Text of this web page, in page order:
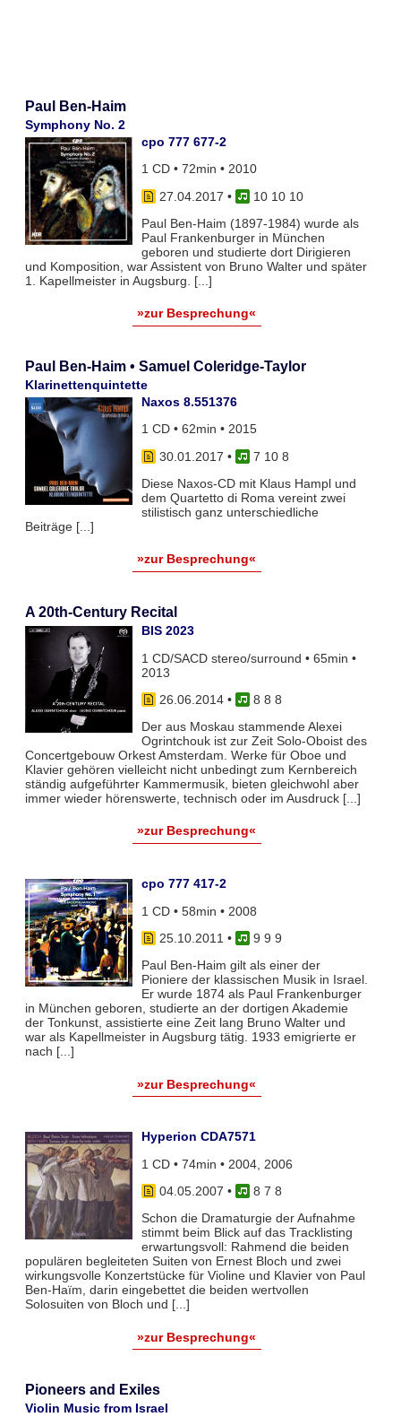
Paul Ben-Haim
Symphony No. 2
cpo 777 677-2
1 CD • 72min • 2010
27.04.2017 •
10 10 10
Paul Ben-Haim (1897-1984) wurde als
Paul Frankenburger in München
geboren und studierte dort Dirigieren
und Komposition, war Assistent von Bruno Walter und später
1. Kapellmeister in Augsburg. [...]
»zur Besprechung«
Paul Ben-Haim • Samuel Coleridge-Taylor
Klarinettenquintette
Naxos 8.551376
1 CD • 62min • 2015
30.01.2017 •
7 10 8
Diese Naxos-CD mit Klaus Hampl und
dem Quartetto di Roma vereint zwei
stilistisch ganz unterschiedliche
Beiträge [...]
»zur Besprechung«
A 20th-Century Recital
BIS 2023
1 CD/SACD stereo/surround • 65min •
2013
26.06.2014•
8 8 8
Der aus Moskau stammende Alexei
Ogrintchouk ist zur Zeit Solo-Oboist des
Concertgebouw Orkest Amsterdam. Werke für Oboe und
Klavier gehören vielleicht nicht unbedingt zum Kernbereich
ständig aufgeführter Kammermusik, bieten gleichwohl aber
immer wieder hörenswerte, technisch oder im Ausdruck [...]
»zur Besprechung«
cpo 777 417-2
1 CD • 58min • 2008
25.10.2011 •
9 9 9
Paul Ben-Haim gilt als einer der
Pioniere der klassischen Musik in Israel.
Er wurde 1874 als Paul Frankenburger
in München geboren, studierte an der dortigen Akademie
der Tonkunst, assistierte eine Zeit lang Bruno Walter und
war als Kapellmeister in Augsburg tätig. 1933 emigrierte er
nach [...]
»zur Besprechung«
Hyperion CDA7571
1 CD • 74min • 2004, 2006
04.05.2007 •
8 7 8
Schon die Dramaturgie der Aufnahme
stimmt beim Blick auf das Tracklisting
erwartungsvoll: Rahmend die beiden
populären begleiteten Suiten von Ernest Bloch und zwei
wirkungsvolle Konzertstücke für Violine und Klavier von Paul
Ben-Haïm, darin eingebettet die beiden wertvollen
Solosuiten von Bloch und [...]
»zur Besprechung«
Pioneers and Exiles
Violin Music from Israel